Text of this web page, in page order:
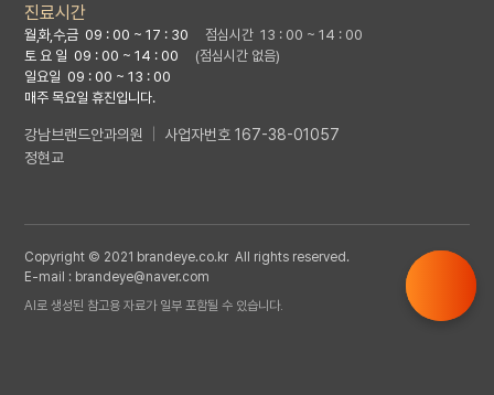
진료시간
월,화,수,금09 : 00 ~ 17 : 30
점심시간 13 : 00 ~ 14 : 00
토 요 일 09 : 00 ~ 14 : 00
(점심시간 없음)
일요일 09 : 00 ~ 13 : 00
매주 목요일 휴진입니다.
강남브랜드안과의원
사업자번호 167-38-01057
정현교
Copyright © 2021 brandeye.co.kr All rights reserved.
E-mail : brandeye@naver.com
AI로 생성된 참고용 자료가 일부 포함될 수 있습니다.